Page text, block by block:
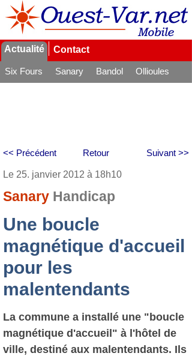
Actualité Contact
Six Fours Sanary Bandol
Ollioules
Retour
<< Précédent Suivant >>
Le 25. janvier 2012 à 18h10
Sanary Handicap
Une boucle
magnétique d'accueil
pour les
malentendants
La commune a installé une "boucle
magnétique d'accueil" à l'hôtel de
ville, destiné aux malentendants. Ils